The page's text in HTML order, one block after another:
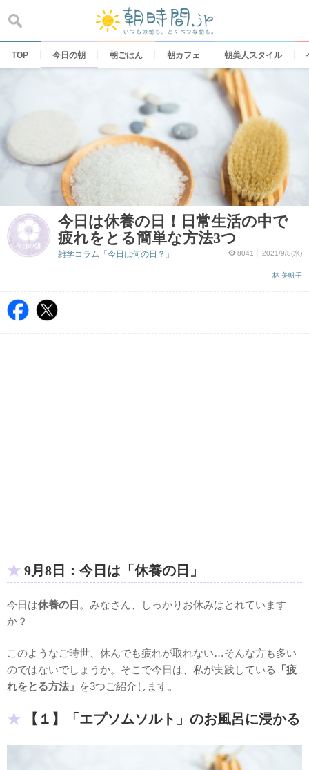
content
TOP 今日の朝 朝ごはん 朝カフェ 朝美人スタイル
今日は休養の日！日常生活の中で
疲れをとる簡単な方法3つ
8041 2021/9/8(水)
林 美帆子
雑学コラム「今日は何の日？」
9月8日：今日は「休養の日」
今日は休養の日 。みなさん、しっかりお休みはとれています
か？
このようなご時世、休んでも疲れが取れない…そんな方も多い
のではないでしょうか。そこで今日は、私が実践している
「疲
れをとる方法」 を3つご紹介します。
【１】「エプソムソルト」のお風呂に浸かる